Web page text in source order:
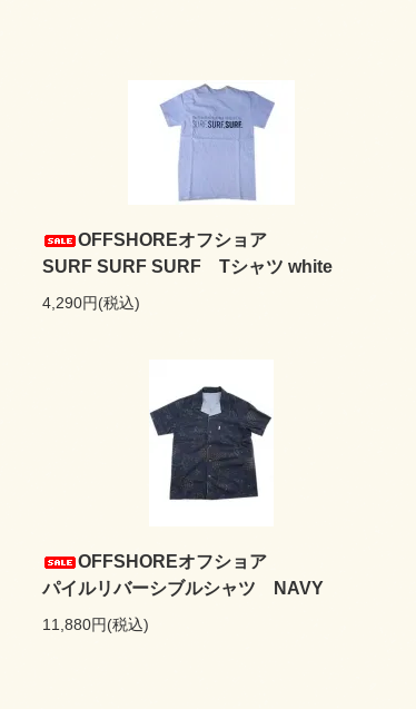
OFFSHOREオフショア
SURF SURF SURF Tシャツ white
4,290円(税込)
OFFSHOREオフショア
パイルリバーシブルシャツ NAVY
11,880円(税込)